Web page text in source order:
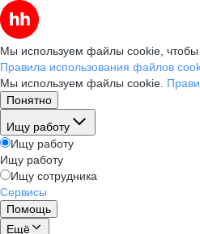
Мы используем файлы cookie, чтобы
Правила использования файлов
Мы используем файлы cookie.
Понятно
Ищу работу
Ищу работу
Ищу работу
Ищу сотрудника
Сервисы
Помощь
Ещё